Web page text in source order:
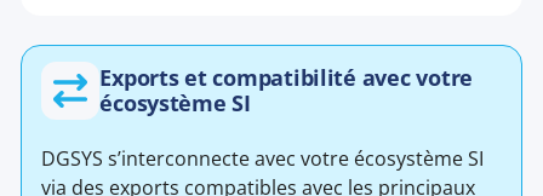
Exports et compatibilité avec votre
écosystème SI
DGSYS s’interconnecte avec votre écosystème SI
via des exports compatibles avec les principaux